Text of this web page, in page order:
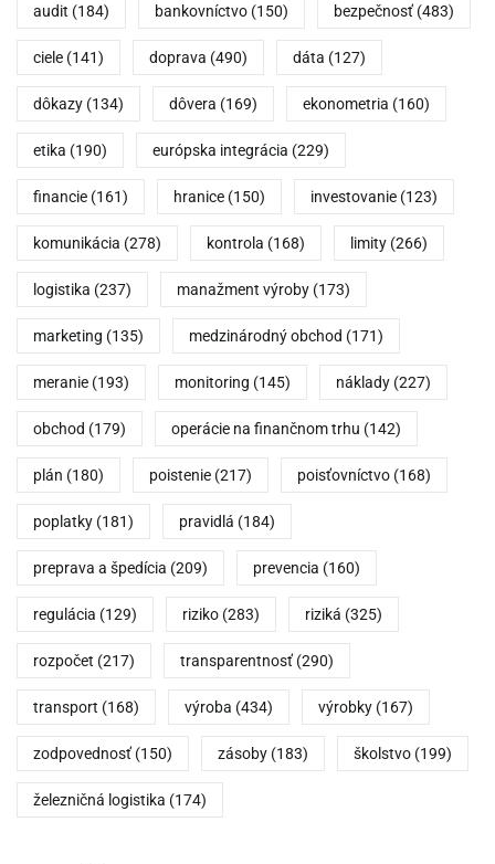
audit (184) bankovníctvo (150) bezpečnosť (483)
ciele (141) doprava (490) dáta (127)
dôkazy (134) dôvera (169) ekonometria (160)
etika (190) európska integrácia (229)
financie (161) hranice (150) investovanie (123)
komunikácia (278) kontrola (168) limity (266)
logistika (237) manažment výroby (173)
marketing (135) medzinárodný obchod (171)
meranie (193) monitoring (145) náklady (227)
obchod (179) operácie na finančnom trhu (142)
plán (180) poistenie (217) poisťovníctvo (168)
poplatky (181) pravidlá (184)
preprava a špedícia (209) prevencia (160)
regulácia (129) riziko (283) riziká (325)
rozpočet (217) transparentnosť (290)
transport (168) výroba (434) výrobky (167)
zodpovednosť (150) zásoby (183) školstvo (199)
železničná logistika (174)